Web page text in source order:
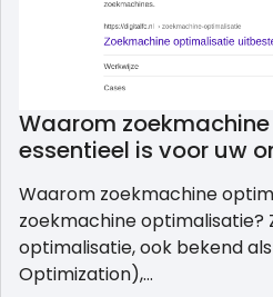
Waarom
essentieel is voor uw
Waarom zoekmachine
zoekmachine optimalisatie?
optimalisatie, ook bekend als
Optimization),…